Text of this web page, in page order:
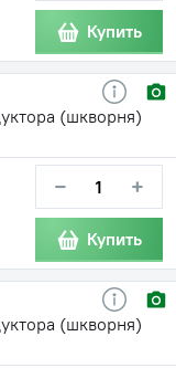
Купить
(шкворня)
− +
Купить
(шкворня)